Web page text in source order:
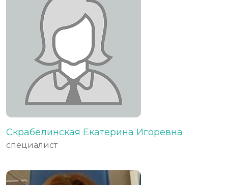
Скрабелинская Екатерина Игоревна
специалист